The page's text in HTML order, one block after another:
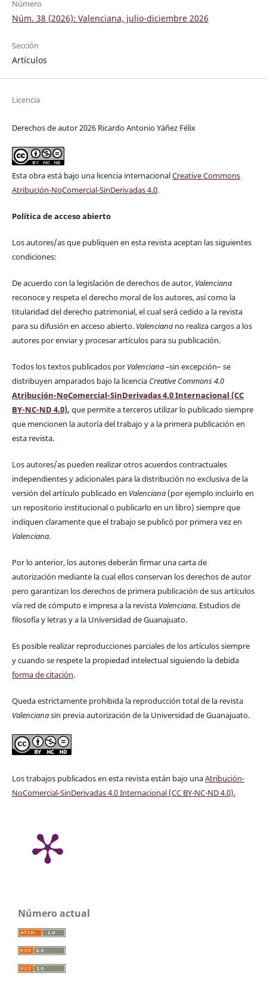
Número
Núm. 38 (2026): Valenciana, julio-diciembre 2026
Sección
Artículos
Licencia
Derechos de autor 2026 Ricardo Antonio Yáñez Félix
Esta obra está bajo una licencia internacionalCreative Commons
Atribución-NoComercial-SinDerivadas 4.0.
Política de acceso abierto
Los autores/as que publiquen en esta revista aceptan las siguientes
condiciones:
De acuerdo con la legislación de derechos de autor, Valenciana
reconoce y respeta el derecho moral de los autores, así como la
titularidad del derecho patrimonial, el cual será cedido a la revista
para su difusión en acceso abierto. Valencianano realiza cargos a los
autores por enviar y procesar artículos para su publicación.
Todos los textos publicados por Valenciana–sin excepción– se
distribuyen amparados bajo la licencia Creative Commons 4.0
Atribución-NoComercial-SinDerivadas 4.0 Internacional (CC
BY-NC-ND 4.0), que permite a terceros utilizar lo publicado siempre
que mencionen la autoría del trabajo y a la primera publicación en
esta revista.
Los autores/as pueden realizar otros acuerdos contractuales
independientes y adicionales para la distribución no exclusiva de la
versión del artículo publicado en Valenciana(por ejemplo incluirlo en
un repositorio institucional o publicarlo en un libro) siempre que
indiquen claramente que el trabajo se publicó por primera vez en
Valenciana.
Por lo anterior, los autores deberán firmar una carta de
autorización mediante la cual ellos conservan los derechos de autor
pero garantizan los derechos de primera publicación de sus artículos
vía red de cómputo e impresa a la revista Valenciana. Estudios de
filosofía y letras y a la Universidad de Guanajuato.
Es posible realizar reproducciones parciales de los artículos siempre
y cuando se respete la propiedad intelectual siguiendo la debida
forma de citación.
Queda estrictamente prohibida la reproducción total de la revista
Valencianasin previa autorización de la Universidad de Guanajuato.
Los trabajos publicados en esta revista están bajo unaAtribución-
NoComercial-SinDerivadas 4.0 Internacional (CC BY-NC-ND 4.0).
Número actual